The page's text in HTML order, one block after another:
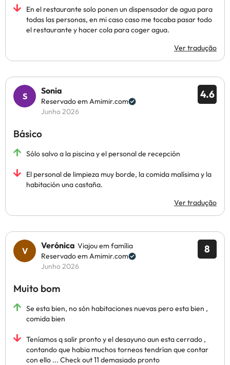
En el restaurante solo ponen un dispensador de agua para
todas las personas, en mi caso caso me tocaba pasar todo
el restaurante y hacer cola para coger agua.
Ver tradução
4.6
Sonia
Reservado em Amimir.com
Junho 2026
Básico
Sólo salvo a la piscina y el personal de recepción
El personal de limpieza muy borde, la comida malísima y la
habitación una castaña.
Ver tradução
8
Verónica Viajou em família
Reservado em Amimir.com
Junho 2026
Muito bom
Se esta bien, no són habitaciones nuevas pero esta bien ,
comida bien
Teníamos q salir pronto y el desayuno aun esta cerrado ,
contando que habia muchos torneos tendrían que contar
con ello ... Check out 11 demasiado pronto